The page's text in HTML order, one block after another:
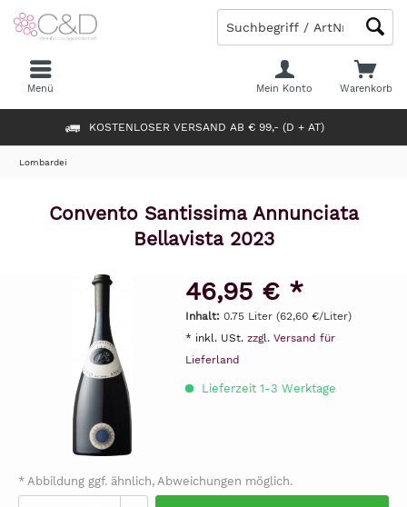
KOSTENLOSER VERSAND AB € 99,- (D + AT)
Warenkorb
Mein Konto
Menü
Lombardei
Convento Santissima Annunciata
Bellavista 2023
46,95 € *
Inhalt: 0.75 Liter (62,60 €/Liter)
* inkl. USt. zzgl. Versand für
Lieferland
Lieferzeit 1-3 Werktage
* Abbildung ggf. ähnlich, Abweichungen möglich.